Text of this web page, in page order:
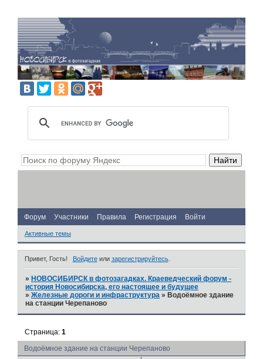
Форум Участники Правила Регистрация Войти
Активные темы
Привет, Гость! Войдитеили зарегистрируйтесь.
» НОВОСИБИРСК в фотозагадках. Краеведческий форум -
история Новосибирска, его настоящее и будущее
»Железные дороги и инфраструктура » Водоёмное здание
на станции Черепаново
Водоёмное здание на станции Черепаново
Страница:1